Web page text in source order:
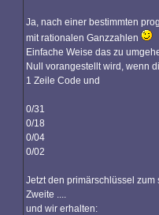
Ja, nach einer bestimmten
mit rationalen Ganzzahlen
Einfache Weise das zu
Null vorangestellt wird, wenn
1 Zeile Code und
0/31
0/18
0/04
0/02
Jetzt den primärschlüssel
Zweite ....
und wir erhalten: